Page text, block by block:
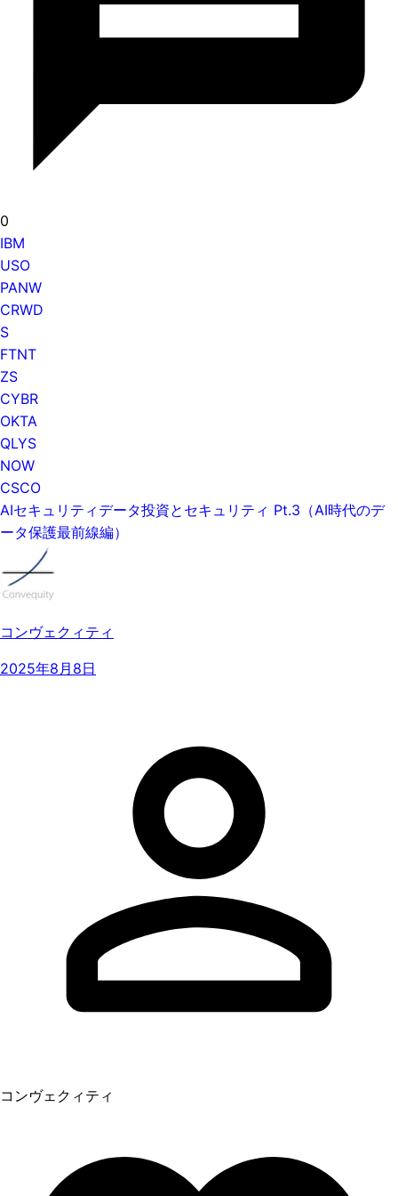
0
IBM
USO
PANW
CRWD
S
FTNT
ZS
CYBR
OKTA
QLYS
NOW
CSCO
AIセキュリティデータ投資とセキュリティ Pt.3（AI時代のデ
ータ保護最前線編）
コンヴェクィティ
2025年8月8日
コンヴェクィティ